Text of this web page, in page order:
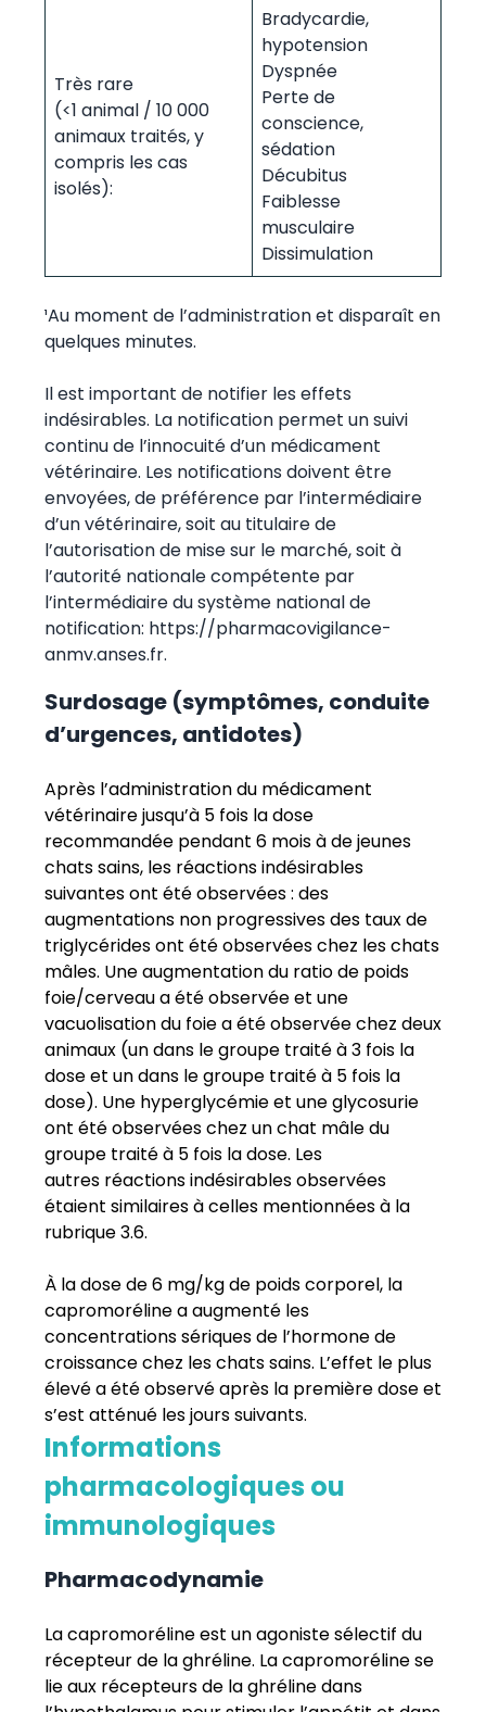
Très rare
(<1 animal / 10 000
animaux traités, y
compris les cas
isolés):
Bradycardie,
hypotension
Dyspnée
Perte de
conscience,
sédation
Décubitus
Faiblesse
musculaire
Dissimulation
¹Au moment de l’administration et disparaît en
quelques minutes.
Il est important de notifier les effets
indésirables. La notification permet un suivi
continu de l’innocuité d’un médicament
vétérinaire. Les notifications doivent être
envoyées, de préférence par l’intermédiaire
d’un vétérinaire, soit au titulaire de
l’autorisation de mise sur le marché, soit à
l’autorité nationale compétente par
l’intermédiaire du système national de
notification: https://pharmacovigilance-
anmv.anses.fr.
Surdosage (symptômes, conduite
d’urgences, antidotes)
Après l’administration du médicament
vétérinaire jusqu’à 5 fois la dose
recommandée pendant 6 mois à de jeunes
chats sains, les réactions indésirables
suivantes ont été observées : des
augmentations non progressives des taux de
triglycérides ont été observées chez les chats
mâles. Une augmentation du ratio de poids
foie/cerveau a été observée et une
vacuolisation du foie a été observée chez deux
animaux (un dans le groupe traité à 3 fois la
dose et un dans le groupe traité à 5 fois la
dose). Une hyperglycémie et une glycosurie
ont été observées chez un chat mâle du
groupe traité à 5 fois la dose. Les
autres réactions indésirables observées
étaient similaires à celles mentionnées à la
rubrique 3.6.
À la dose de 6 mg/kg de poids corporel, la
capromoréline a augmenté les
concentrations sériques de l’hormone de
croissance chez les chats sains. L’effet le plus
élevé a été observé après la première dose et
s’est atténué les jours suivants.
Informations
pharmacologiques ou
immunologiques
Pharmacodynamie
La capromoréline est un agoniste sélectif du
récepteur de la ghréline. La capromoréline se
lie aux récepteurs de la ghréline dans